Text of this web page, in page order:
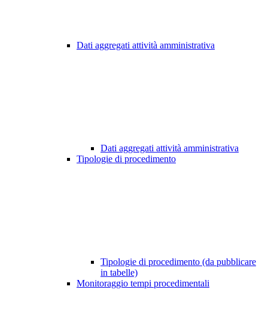
Dati aggregati attività amministrativa
Dati aggregati attività amministrativa
Tipologie di procedimento
Tipologie di procedimento (da pubblicare
in tabelle)
Monitoraggio tempi procedimentali